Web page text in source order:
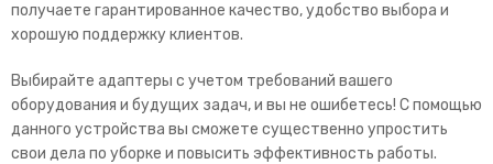
получаете гарантированное качество, удобство выбора и
хорошую поддержку клиентов.
Выбирайте адаптеры с учетом требований вашего
оборудования и будущих задач, и вы не ошибетесь! С помощью
данного устройства вы сможете существенно упростить
свои дела по уборке и повысить эффективность работы.